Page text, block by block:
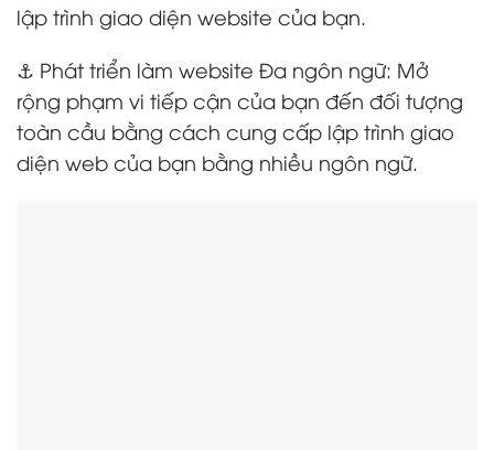
lập trình giao diện website của bạn.
⚓ Phát triển làm website Đa ngôn ngữ: Mở
rộng phạm vi tiếp cận của bạn đến đối tượng
toàn cầu bằng cách cung cấp lập trình giao
diện web của bạn bằng nhiều ngôn ngữ.